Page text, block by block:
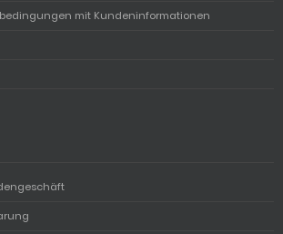
mit Kundeninformationen